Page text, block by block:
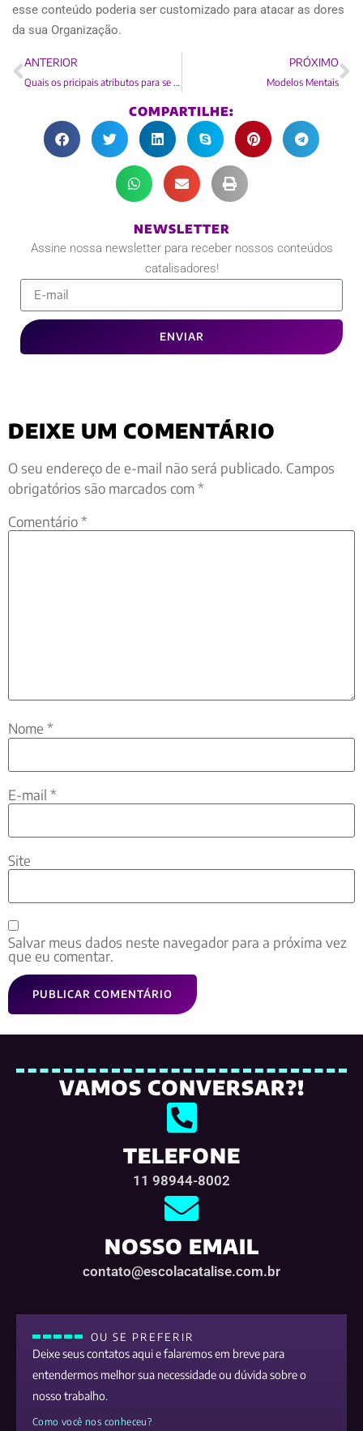
esse conteúdo poderia ser customizado para atacar as dores
da sua Organização.
ANTERIOR
Quais os pricipais atributos para se julgar um bom treinador de times
PRÓXIMO
Modelos Mentais
COMPARTILHE:
NEWSLETTER
Assine nossa newsletter para receber nossos conteúdos
catalisadores!
ENVIAR
DEIXE UM COMENTÁRIO
O seu endereço de e-mail não será publicado. Campos
obrigatórios são marcados com*
Comentário*
Nome *
E-mail *
Site
Salvar meus dados neste navegador para a próxima vez
que eu comentar.
VAMOS CONVERSAR?!
TELEFONE
11 98944-8002
NOSSO EMAIL
contato@escolacatalise.com.br
OU SE PREFERIR
Deixe seus contatos aqui e falaremos em breve para
entendermos melhor sua necessidade ou dúvida sobre o
nosso trabalho.
Como você nos conheceu?